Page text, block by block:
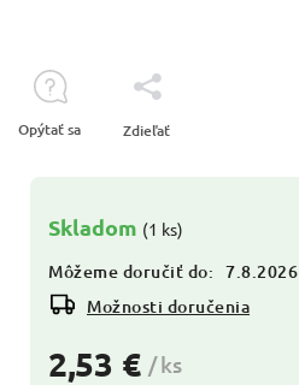
2,53 € / ks
Skladom (1 ks)
Môžeme doručiť do: 7.8.2026
Možnosti doručenia
Opýtať sa Zdieľať